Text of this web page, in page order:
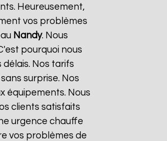
Heureusement,
vos problèmes
Nandy. Nous
pourquoi nous
Nos tarifs
surprise. Nos
équipements. Nous
clients satisfaits
urgence chauffe
vos problèmes de